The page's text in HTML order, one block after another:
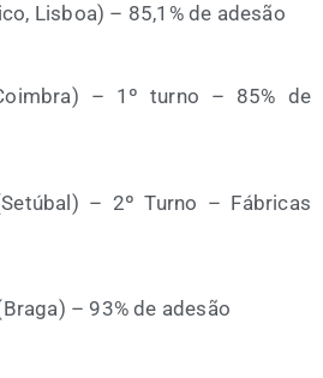
Lis­boa) – 85,1% de adesão
– 1º turno – 85% de
– 2º Turno – Fábri­cas
– 93% de adesão